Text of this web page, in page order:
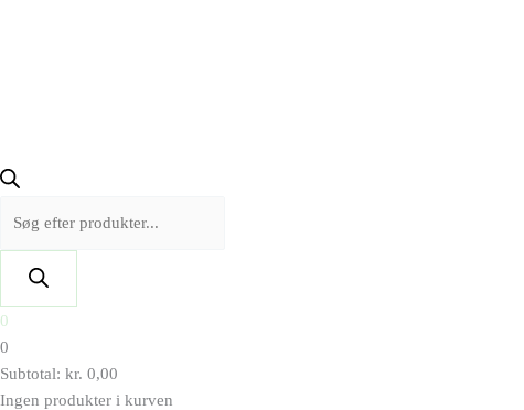
0
0
Subtotal: kr. 0,00
Ingen produkter i kurven